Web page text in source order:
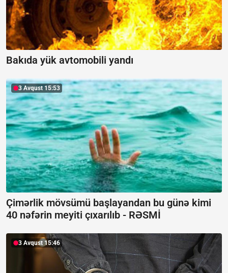
Bakıda yük avtomobili yandı
3 Avqust 15:53
Çimərlik mövsümü başlayandan bu günə kimi
40 nəfərin meyiti çıxarılıb - RƏSMİ
3 Avqust 15:46